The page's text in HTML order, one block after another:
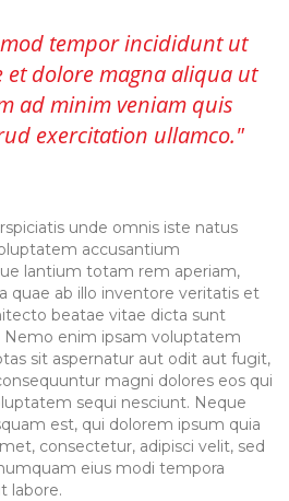
tempor incididunt ut
et dolore magna aliqua ut
ad minim veniam quis
exercitation ullamco.
unde omnis iste natus
accusantium
lantium totam rem aperiam,
quae ab illo inventore veritatis et
beatae vitae dicta sunt
Nemo enim ipsam voluptatem
sit aspernatur aut odit aut fugit,
magni dolores eos qui
sequi nesciunt. Neque
est, qui dolorem ipsum quia
consectetur, adipisci velit, sed
eius modi tempora
labore.